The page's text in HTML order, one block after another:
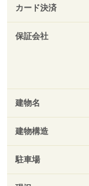
カード決済
保証会社
建物名
建物構造
駐車場